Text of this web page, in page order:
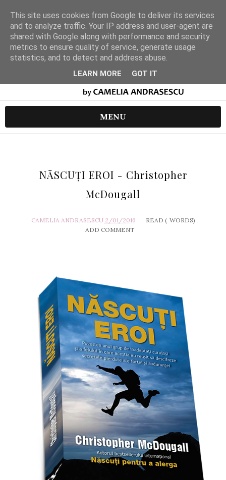
MENU
NĂSCUŢI EROI - Christopher
McDougall
CAMELIA ANDRASESCU 2/01/2016 READ ( WORDS)
ADD COMMENT
This site uses cookies from Google to deliver its services
and to analyze traffic. Your IP address and user-agent are
shared with Google along with performance and security
metrics to ensure quality of service, generate usage
statistics, and to detect and address abuse.
LEARN MORE GOT IT